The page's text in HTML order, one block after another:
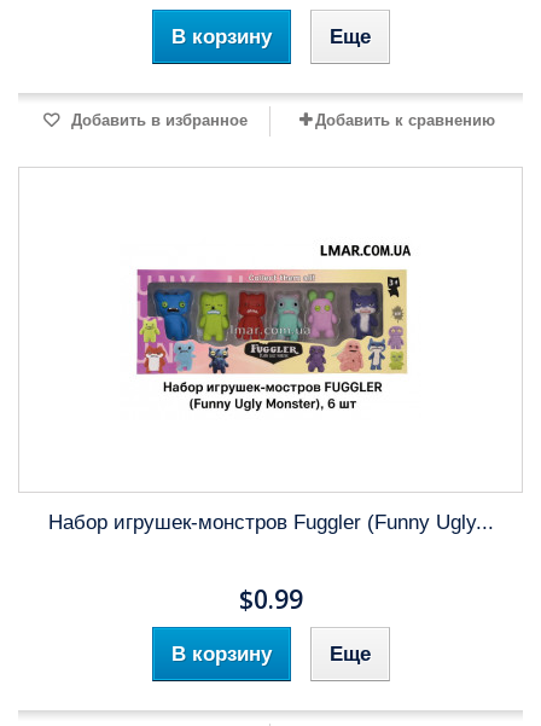
В корзину Еще
Добавить в избранное Добавить к сравнению
Набор игрушек-монстров Fuggler (Funny Ugly...
$0.99
В корзину Еще